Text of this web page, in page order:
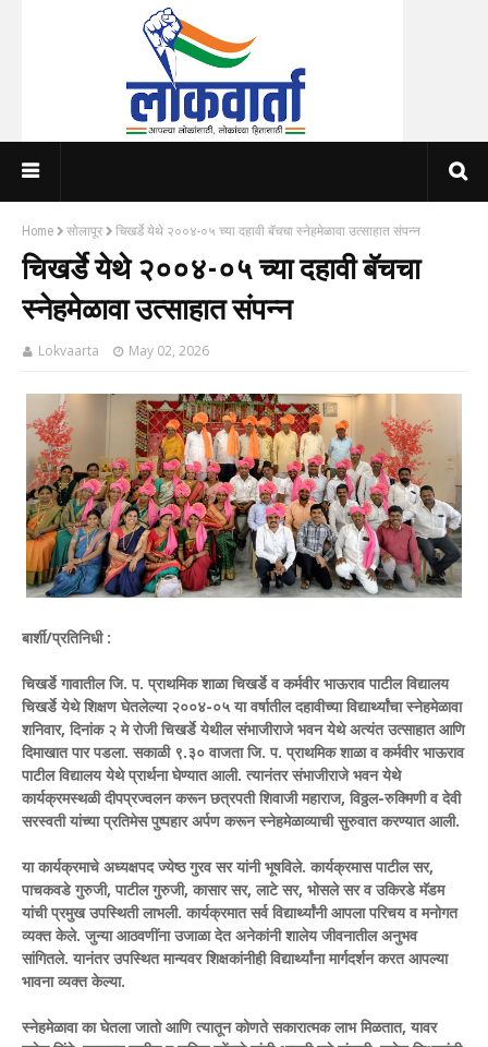
Home सोलापूर चिखर्डे येथे २००४-०५ च्या दहावी बॅचचा स्नेहमेळावा उत्साहात संपन्न
चिखर्डे येथे २००४-०५ च्या दहावी बॅचचा
स्नेहमेळावा उत्साहात संपन्न
Lokvaarta May 02, 2026
बार्शी/प्रतिनिधी :
चिखर्डे गावातील जि. प. प्राथमिक शाळा चिखर्डे व कर्मवीर भाऊराव पाटील विद्यालय
चिखर्डे येथे शिक्षण घेतलेल्या २००४-०५ या वर्षातील दहावीच्या विद्यार्थ्यांचा स्नेहमेळावा
शनिवार, दिनांक २ मे रोजी चिखर्डे येथील संभाजीराजे भवन येथे अत्यंत उत्साहात आणि
दिमाखात पार पडला. सकाळी ९.३० वाजता जि. प. प्राथमिक शाळा व कर्मवीर भाऊराव
पाटील विद्यालय येथे प्रार्थना घेण्यात आली. त्यानंतर संभाजीराजे भवन येथे
कार्यक्रमस्थळी दीपप्रज्वलन करून छत्रपती शिवाजी महाराज, विठ्ठल-रुक्मिणी व देवी
सरस्वती यांच्या प्रतिमेस पुष्पहार अर्पण करून स्नेहमेळाव्याची सुरुवात करण्यात आली.
या कार्यक्रमाचे अध्यक्षपद ज्येष्ठ गुरव सर यांनी भूषविले. कार्यक्रमास पाटील सर,
पाचकवडे गुरुजी, पाटील गुरुजी, कासार सर, लाटे सर, भोसले सर व उकिरडे मॅडम
यांची प्रमुख उपस्थिती लाभली. कार्यक्रमात सर्व विद्यार्थ्यांनी आपला परिचय व मनोगत
व्यक्त केले. जुन्या आठवणींना उजाळा देत अनेकांनी शालेय जीवनातील अनुभव
सांगितले. यानंतर उपस्थित मान्यवर शिक्षकांनीही विद्यार्थ्यांना मार्गदर्शन करत आपल्या
भावना व्यक्त केल्या.
स्नेहमेळावा का घेतला जातो आणि त्यातून कोणते सकारात्मक लाभ मिळतात, यावर